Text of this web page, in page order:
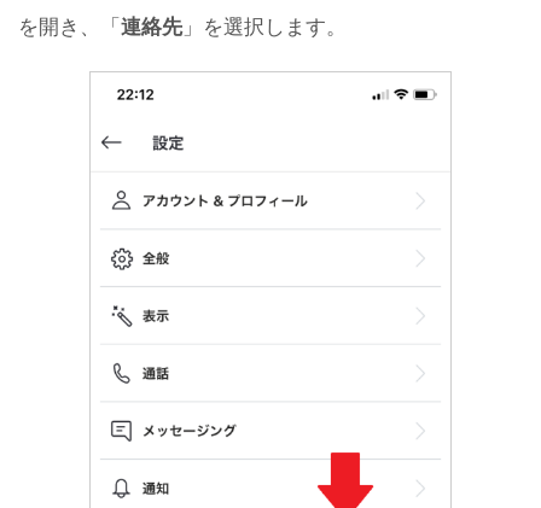
を開き、「 連絡先」を選択します。